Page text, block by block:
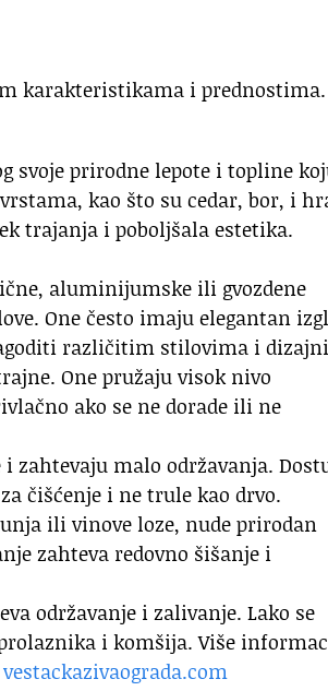
karakteristikama i prednostima.
svoje prirodne lepote i topline
kao što su cedar, bor, i
trajanja i poboljšala estetika.
aluminijumske ili gvozdene
One često imaju elegantan
različitim stilovima i
One pružaju visok nivo
ako se ne dorade ili ne
zahtevaju malo održavanja.
čišćenje i ne trule kao drvo.
ili vinove loze, nude prirodan
zahteva redovno šišanje i
održavanje i zalivanje. Lako se
i komšija. Više
vestackazivaograda.com